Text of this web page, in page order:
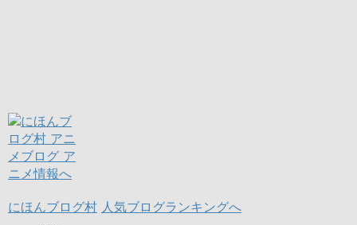
にほんブログ村 人気ブログランキングへ